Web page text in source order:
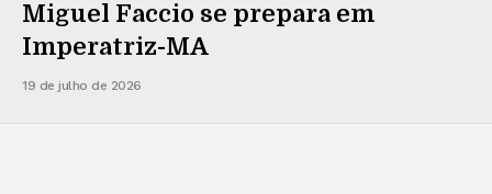
Miguel Faccio se prepara em
Imperatriz-MA
19 de julho de 2026